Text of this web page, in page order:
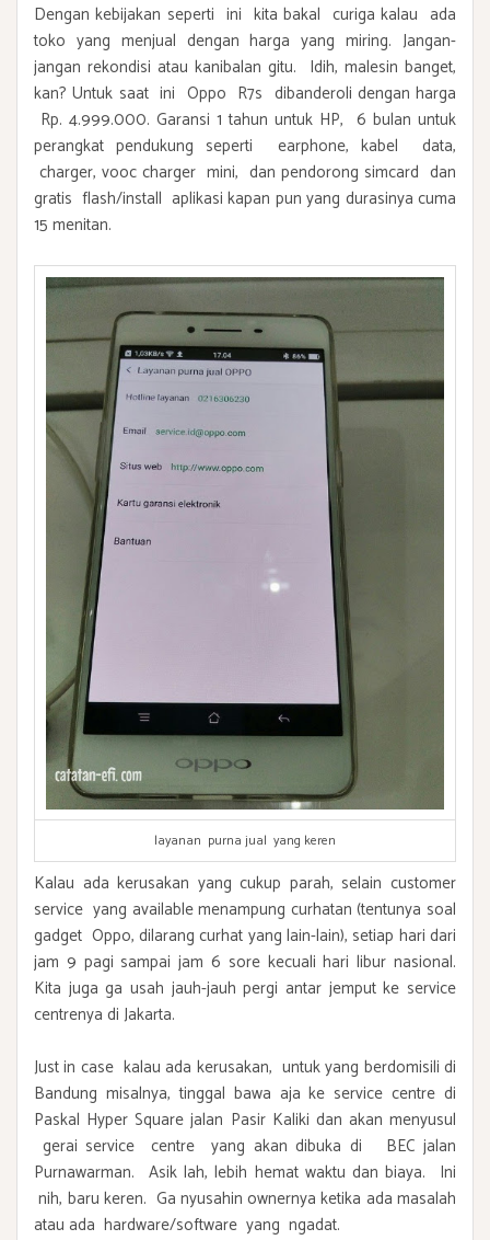
Dengan kebijakan seperti ini kita bakal curiga kalau ada
toko yang menjual dengan harga yang miring. Jangan-
jangan rekondisi atau kanibalan gitu. Idih, malesin banget,
kan? Untuk saat ini Oppo R7s dibanderoli dengan harga
Rp. 4.999.000. Garansi 1 tahun untuk HP, 6 bulan untuk
perangkat pendukung seperti earphone, kabel data,
charger, vooc charger mini, dan pendorong simcard dan
gratis flash/install aplikasi kapan pun yang durasinya cuma
15 menitan.
layanan purna jual yang keren
Kalau ada kerusakan yang cukup parah, selain customer
service yang available menampung curhatan (tentunya soal
gadget Oppo, dilarang curhat yang lain-lain), setiap hari dari
jam 9 pagi sampai jam 6 sore kecuali hari libur nasional.
Kita juga ga usah jauh-jauh pergi antar jemput ke service
centrenya di Jakarta.
Just in case kalau ada kerusakan, untuk yang berdomisili di
Bandung misalnya, tinggal bawa aja ke service centre di
Paskal Hyper Square jalan Pasir Kaliki dan akan menyusul
gerai service centre yang akan dibuka di BEC jalan
Purnawarman. Asik lah, lebih hemat waktu dan biaya. Ini
nih, baru keren. Ga nyusahin ownernya ketika ada masalah
atau ada hardware/software yang ngadat.